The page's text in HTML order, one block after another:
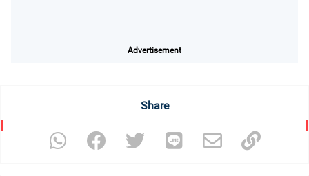
Advertisement
Share